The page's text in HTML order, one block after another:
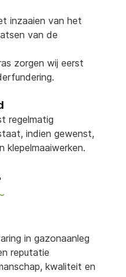
inzaaien van het
van de
zorgen wij eerst
regelmatig
indien gewenst,
in gazonaanleg
reputatie
kwaliteit en